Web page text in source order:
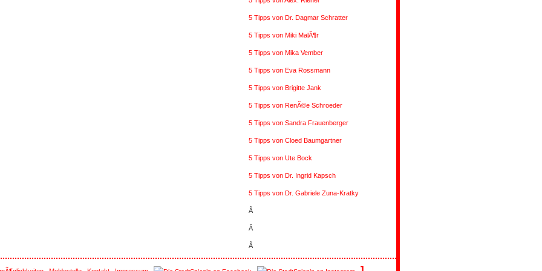
5 Tipps von Dr. Dagmar Schratter
5 Tipps von Miki MalÃ¶r
5 Tipps von Mika Vember
5 Tipps von Eva Rossmann
5 Tipps von Brigitte Jank
5 Tipps von RenÃ©e Schroeder
5 Tipps von Sandra Frauenberger
5 Tipps von Cloed Baumgartner
5 Tipps von Ute Bock
5 Tipps von Dr. Ingrid Kapsch
5 Tipps von Dr. Gabriele Zuna-Kratky
Â
Â
Â